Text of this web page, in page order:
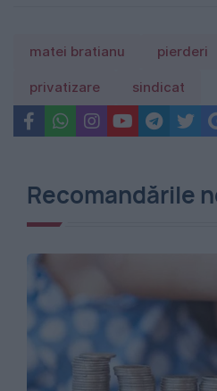
matei bratianu pierderi
privatizare sindicat
Recomandările